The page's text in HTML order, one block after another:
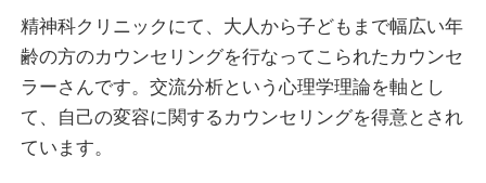
精神科クリニックにて、大人から子どもまで幅広い年
齢の方のカウンセリングを行なってこられたカウンセ
ラーさんです。交流分析という心理学理論を軸とし
て、自己の変容に関するカウンセリングを得意とされ
ています。